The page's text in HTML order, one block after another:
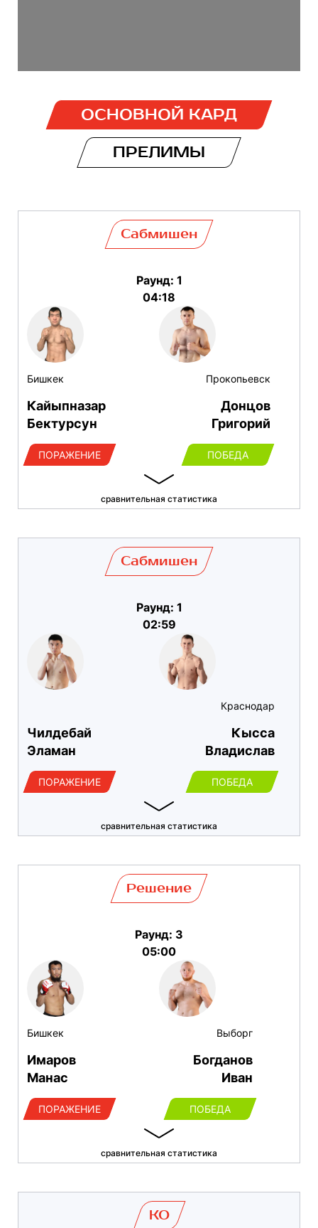
ОСНОВНОЙ КАРД
ПРЕЛИМЫ
Бишкек
Кайыпназар
Бектурсун
ПОРАЖЕНИЕ
Сабмишен
Раунд: 1
04:18
Прокопьевск
Донцов
Григорий
ПОБЕДА
сравнительная статистика
Чилдебай
Эламан
ПОРАЖЕНИЕ
Сабмишен
Раунд: 1
02:59
Краснодар
Кысса
Владислав
ПОБЕДА
сравнительная статистика
Бишкек
Имаров
Манас
ПОРАЖЕНИЕ
Решение
Раунд: 3
05:00
Выборг
Богданов
Иван
ПОБЕДА
сравнительная статистика
KO